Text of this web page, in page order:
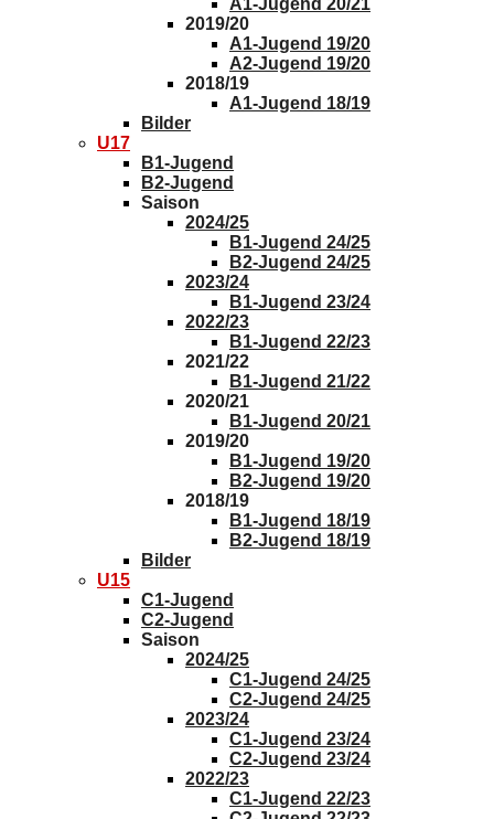
A1-Jugend 20/21
2019/20
A1-Jugend 19/20
A2-Jugend 19/20
2018/19
A1-Jugend 18/19
Bilder
U17
B1-Jugend
B2-Jugend
Saison
2024/25
B1-Jugend 24/25
B2-Jugend 24/25
2023/24
B1-Jugend 23/24
2022/23
B1-Jugend 22/23
2021/22
B1-Jugend 21/22
2020/21
B1-Jugend 20/21
2019/20
B1-Jugend 19/20
B2-Jugend 19/20
2018/19
B1-Jugend 18/19
B2-Jugend 18/19
Bilder
U15
C1-Jugend
C2-Jugend
Saison
2024/25
C1-Jugend 24/25
C2-Jugend 24/25
2023/24
C1-Jugend 23/24
C2-Jugend 23/24
2022/23
C1-Jugend 22/23